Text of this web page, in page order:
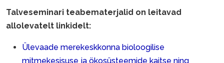
Talveseminari teabematerjalid on leitavad
allolevatelt linkidelt:
Ülevaade merekeskkonna bioloogilise
mitmekesisuse ja ökosüsteemide kaitse ning